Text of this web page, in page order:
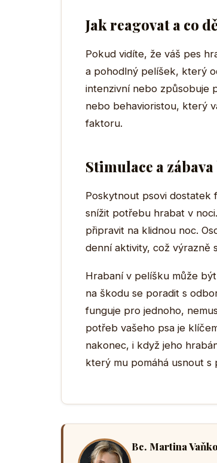
Jak reagovat a co
Pokud vidíte, že váš pes
a pohodlný pelíšek, který
intenzivní nebo způsobuje
nebo behavioristou, který
faktoru.
Stimulace a
Poskytnout psovi dostatek
snížit potřebu hrabat v
připravit na klidnou noc.
denní aktivity, což výrazně
Hrabaní v pelíšku může
na škodu se poradit s
funguje pro jednoho,
potřeb vašeho psa je
nakonec, i když jeho
který mu pomáhá usnout
Bc. Martina